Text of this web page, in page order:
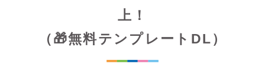
上！
（🎁無料テンプレートDL）